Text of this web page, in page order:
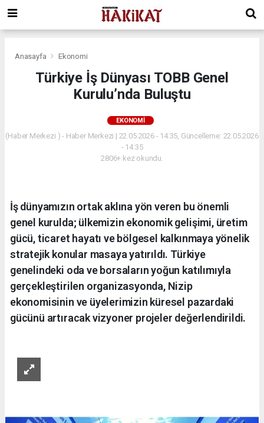
Anasayfa Ekonomi
Türkiye İş Dünyası TOBB Genel
Kurulu’nda Buluştu
EKONOMI
(Haber Merkezi ) - Haber Merkezi | 22.05.2026 - 14:35, Güncelleme: 22.05.2026
- 14:35
2806+ kez okundu.
İş dünyamızın ortak aklına yön veren bu önemli
genel kurulda; ülkemizin ekonomik gelişimi, üretim
gücü, ticaret hayatı ve bölgesel kalkınmaya yönelik
stratejik konular masaya yatırıldı. Türkiye
genelindeki oda ve borsaların yoğun katılımıyla
gerçekleştirilen organizasyonda, Nizip
ekonomisinin ve üyelerimizin küresel pazardaki
gücünü artıracak vizyoner projeler değerlendirildi.